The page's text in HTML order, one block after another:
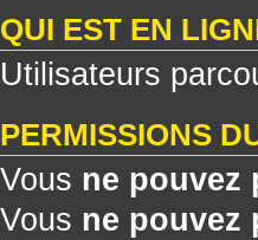
QUI EST EN
Utilisateurs
PERMISSIONS
Vous ne pouvez
Vous ne pouvez